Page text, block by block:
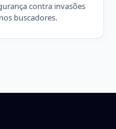
contra invasões
buscadores.